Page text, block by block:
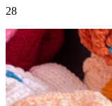
28